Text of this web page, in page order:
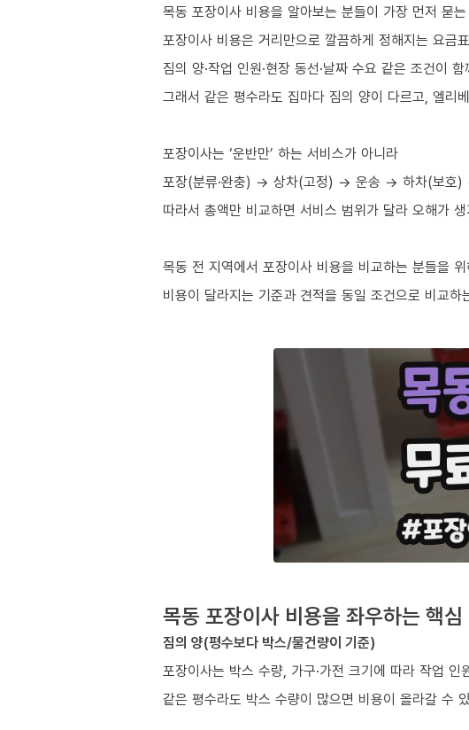
목동 포장이사 비용을 알아보는 분들이 가장 먼저 묻
포장이사 비용은 거리만으로 깔끔하게 정해지는 요금
짐의 양·작업 인원·현장 동선·날짜 수요 같은 조건이
그래서 같은 평수라도 집마다 짐의 양이 다르고, 엘리
포장이사는 ‘운반만’ 하는 서비스가 아니라
포장(분류·완충) → 상차(고정) → 운송 → 하차(보호)
따라서 총액만 비교하면 서비스 범위가 달라 오해가
목동 전 지역에서 포장이사 비용을 비교하는 분들을 위
비용이 달라지는 기준과 견적을 동일 조건으로 비교
목동 포장이사 비용을 좌우하는 핵
짐의 양(평수보다 박스/물건량이 기준)
포장이사는 박스 수량, 가구·가전 크기에 따라 작업 인
같은 평수라도 박스 수량이 많으면 비용이 올라갈 수